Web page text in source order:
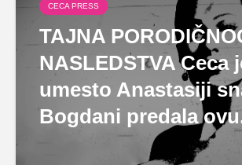
CECA PRESS
TAJNA
NASLEDSTVA Ceca
umesto Anastasiji
Bogdani predala